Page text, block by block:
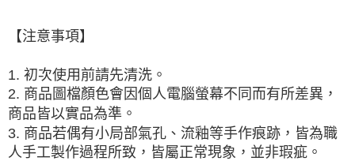
【注意事項】
1. 初次使用前請先清洗。
2. 商品圖檔顏色會因個人電腦螢幕不同而有所差異，
商品皆以實品為準。
3. 商品若偶有小局部氣孔、流釉等手作痕跡，皆為職
人手工製作過程所致，皆屬正常現象，並非瑕疵。